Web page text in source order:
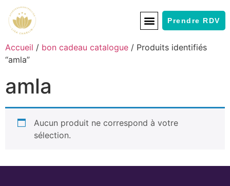
Prendre RDV
Accueil / bon cadeau catalogue / Produits identifiés
“amla”
amla
Aucun produit ne correspond à votre
sélection.